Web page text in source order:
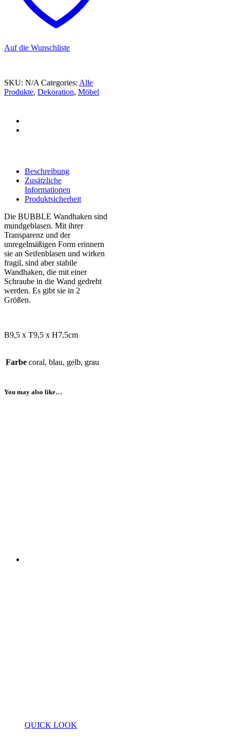
Auf die Wunschliste
SKU: N/A Categories: Alle
Produkte, Dekoration, Möbel
Beschreibung
Zusätzliche
Informationen
Produktsicherheit
Die BUBBLE Wandhaken sind
mundgeblasen. Mit ihrer
Transparenz und der
unregelmäßigen Form erinnern
sie an Seifenblasen und wirken
fragil, sind aber stabile
Wandhaken, die mit einer
Schraube in die Wand gedreht
werden. Es gibt sie in 2
Größen.
B9,5 x T9,5 x H7,5cm
Farbe coral, blau, gelb, grau
You may also like…
QUICK LOOK